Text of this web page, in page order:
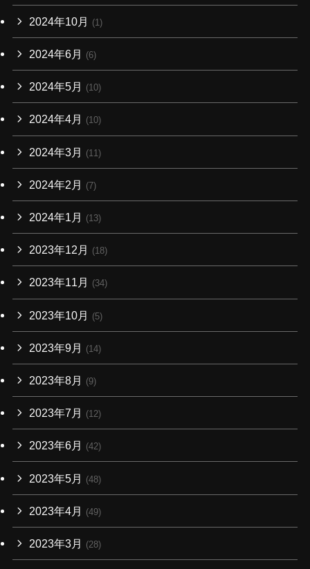
2024年10月 (1)
2024年6月 (6)
2024年5月 (10)
2024年4月 (10)
2024年3月 (11)
2024年2月 (7)
2024年1月 (13)
2023年12月 (18)
2023年11月 (34)
2023年10月 (5)
2023年9月 (14)
2023年8月 (9)
2023年7月 (12)
2023年6月 (42)
2023年5月 (48)
2023年4月 (49)
2023年3月 (28)